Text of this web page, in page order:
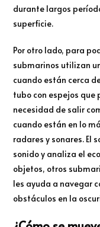
durante largos
superficie.
Por otro lado, para
submarinos utilizan
cuando están cerca
tubo con espejos que
necesidad de salir
cuando están en lo
radares y sonares. El
sonido y analiza el
objetos, otros
les ayuda a navegar
obstáculos en la